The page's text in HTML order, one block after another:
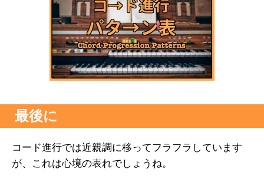
最後に
コード進行では近親調に移ってフラフラしています
が、これは心境の表れでしょうね。